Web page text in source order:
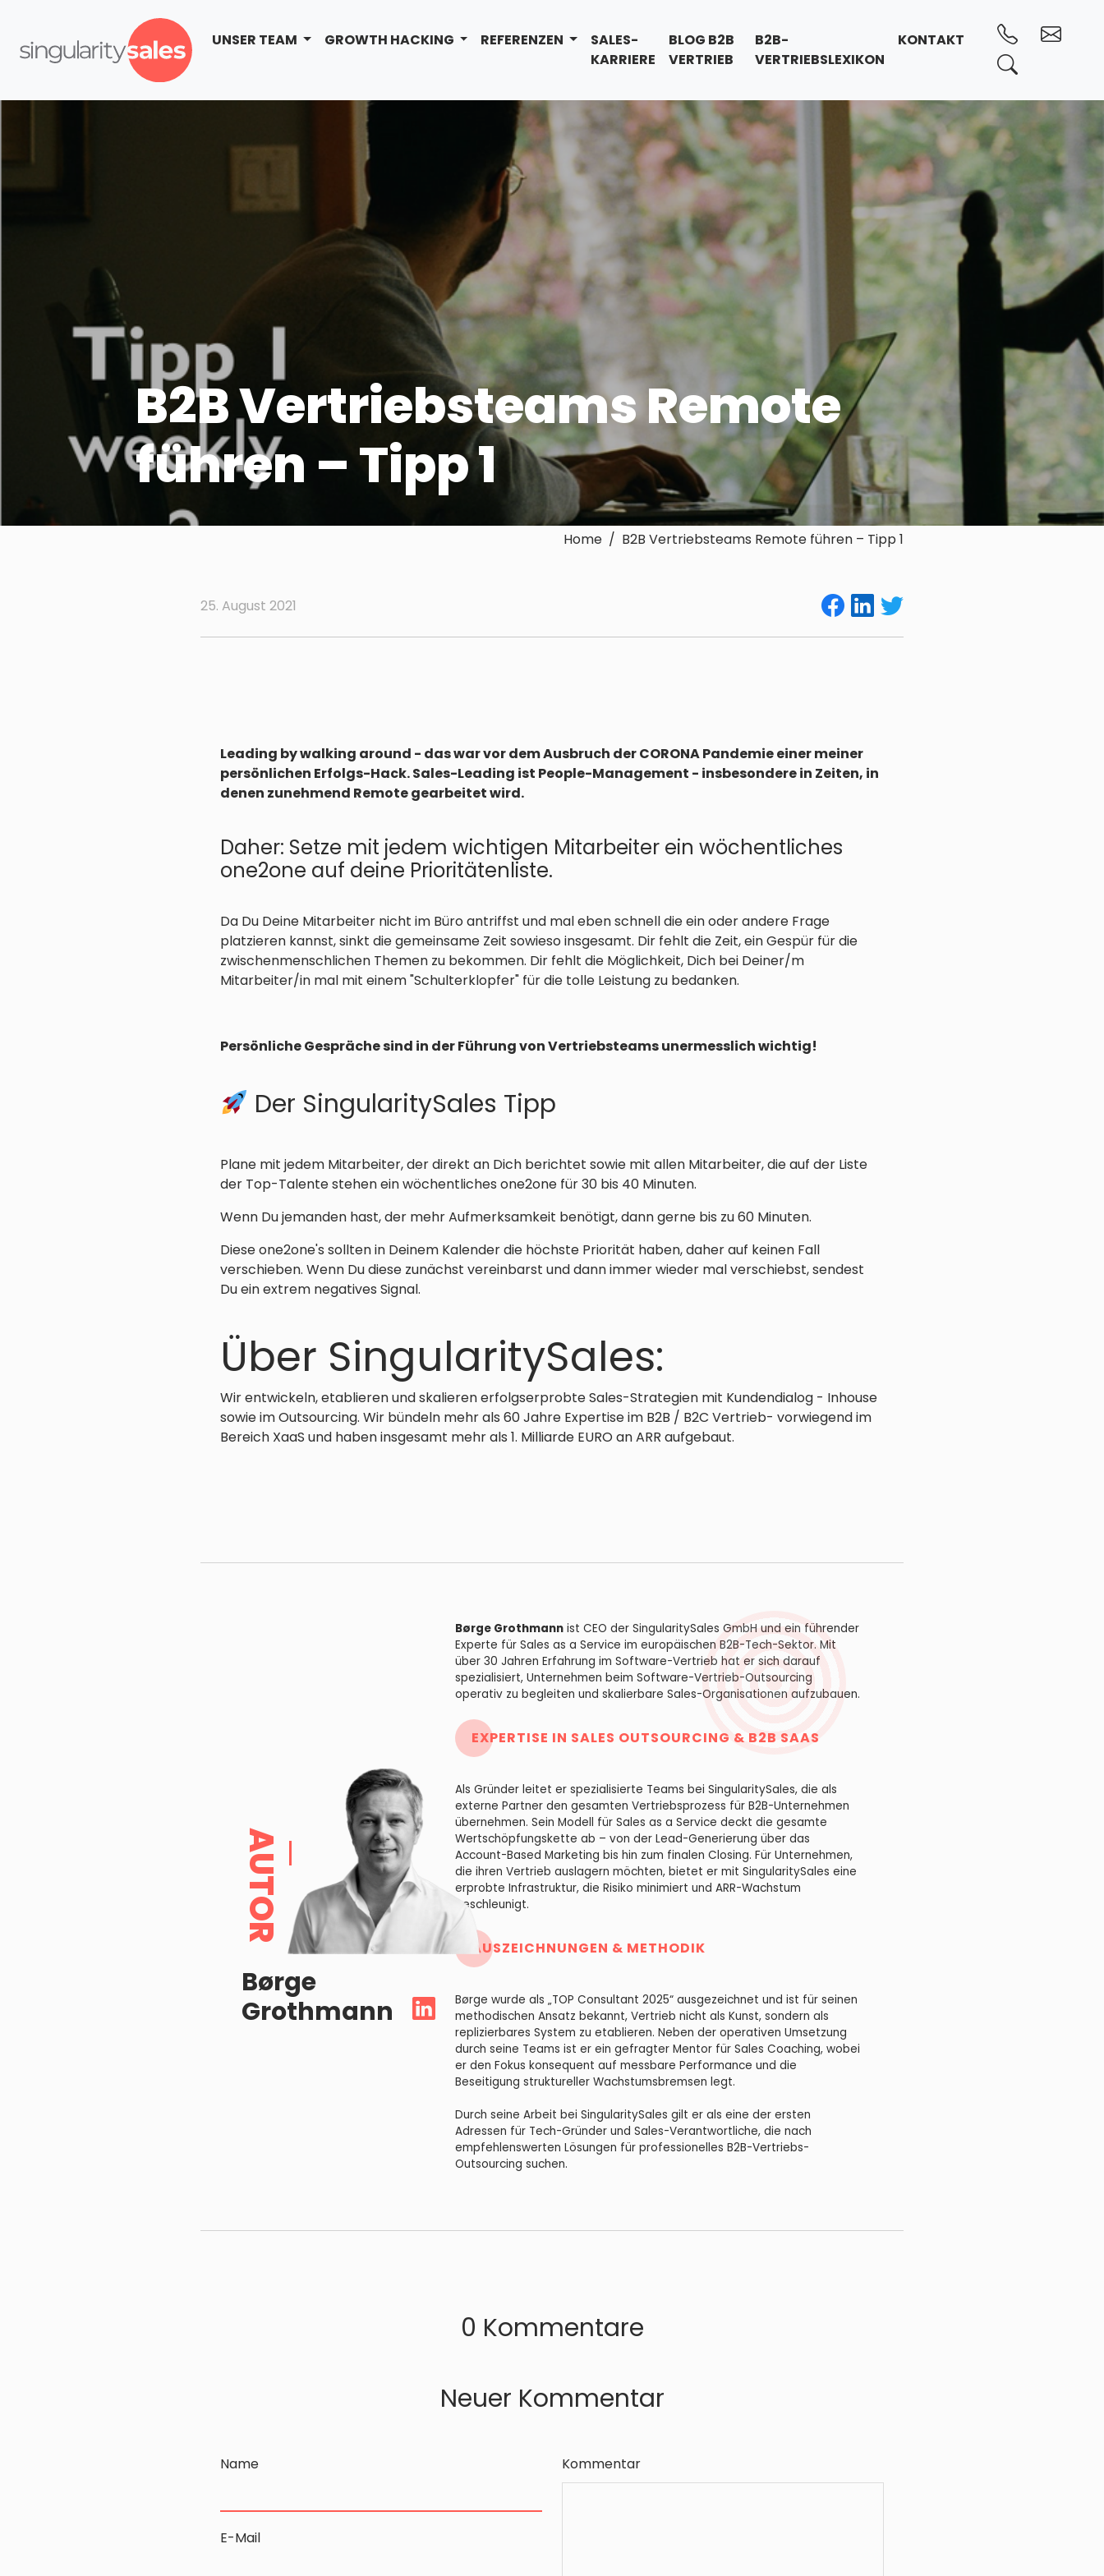
UNSER TEAM GROWTH HACKING REFERENZEN
SALES-
KARRIERE
BLOG B2B
VERTRIEB
B2B-
VERTRIEBSLEXIKON
KONTAKT
B2B Vertriebsteams Remote
führen – Tipp 1
Home / B2B Vertriebsteams Remote führen – Tipp 1
25. August 2021
Leading by walking around - das war vor dem Ausbruch der CORONA Pandemie einer meiner
persönlichen Erfolgs-Hack. Sales-Leading ist People-Management - insbesondere in Zeiten, in
denen zunehmend Remote gearbeitet wird.
Daher: Setze mit jedem wichtigen Mitarbeiter ein wöchentliches
one2one auf deine Prioritätenliste.
Da Du Deine Mitarbeiter nicht im Büro antriffst und mal eben schnell die ein oder andere Frage
platzieren kannst, sinkt die gemeinsame Zeit sowieso insgesamt. Dir fehlt die Zeit, ein Gespür für die
zwischenmenschlichen Themen zu bekommen. Dir fehlt die Möglichkeit, Dich bei Deiner/m
Mitarbeiter/in mal mit einem "Schulterklopfer" für die tolle Leistung zu bedanken.
Persönliche Gespräche sind in der Führung von Vertriebsteams unermesslich wichtig!
Der SingularitySales Tipp
Plane mit jedem Mitarbeiter, der direkt an Dich berichtet sowie mit allen Mitarbeiter, die auf der Liste
der Top-Talente stehen ein wöchentliches one2one für 30 bis 40 Minuten.
Wenn Du jemanden hast, der mehr Aufmerksamkeit benötigt, dann gerne bis zu 60 Minuten.
Diese one2one's sollten in Deinem Kalender die höchste Priorität haben, daher auf keinen Fall
verschieben. Wenn Du diese zunächst vereinbarst und dann immer wieder mal verschiebst, sendest
Du ein extrem negatives Signal.
Über SingularitySales:
Wir entwickeln, etablieren und skalieren erfolgserprobte Sales-Strategien mit Kundendialog - Inhouse
sowie im Outsourcing. Wir bündeln mehr als 60 Jahre Expertise im B2B / B2C Vertrieb- vorwiegend im
Bereich XaaS und haben insgesamt mehr als 1. Milliarde EURO an ARR aufgebaut.
AUTOR
Børge
Grothmann
Børge Grothmannist CEO der SingularitySales GmbH und ein führender
Experte für Sales as a Service im europäischen B2B-Tech-Sektor. Mit
über 30 Jahren Erfahrung im Software-Vertrieb hat er sich darauf
spezialisiert, Unternehmen beim Software-Vertrieb-Outsourcing
operativ zu begleiten und skalierbare Sales-Organisationen aufzubauen.
EXPERTISE IN SALES OUTSOURCING & B2B SAAS
Als Gründer leitet er spezialisierte Teams bei SingularitySales, die als
externe Partner den gesamten Vertriebsprozess für B2B-Unternehmen
übernehmen. Sein Modell für Sales as a Service deckt die gesamte
Wertschöpfungskette ab – von der Lead-Generierung über das
Account-Based Marketing bis hin zum finalen Closing. Für Unternehmen,
die ihren Vertrieb auslagern möchten, bietet er mit SingularitySales eine
erprobte Infrastruktur, die Risiko minimiert und ARR-Wachstum
beschleunigt.
AUSZEICHNUNGEN & METHODIK
Børge wurde als „TOP Consultant 2025“ ausgezeichnet und ist für seinen
methodischen Ansatz bekannt, Vertrieb nicht als Kunst, sondern als
replizierbares System zu etablieren. Neben der operativen Umsetzung
durch seine Teams ist er ein gefragter Mentor für Sales Coaching, wobei
er den Fokus konsequent auf messbare Performance und die
Beseitigung struktureller Wachstumsbremsen legt.
Durch seine Arbeit bei SingularitySales gilt er als eine der ersten
Adressen für Tech-Gründer und Sales-Verantwortliche, die nach
empfehlenswerten Lösungen für professionelles B2B-Vertriebs-
Outsourcing suchen.
0 Kommentare
Neuer Kommentar
Name
E-Mail
Kommentar